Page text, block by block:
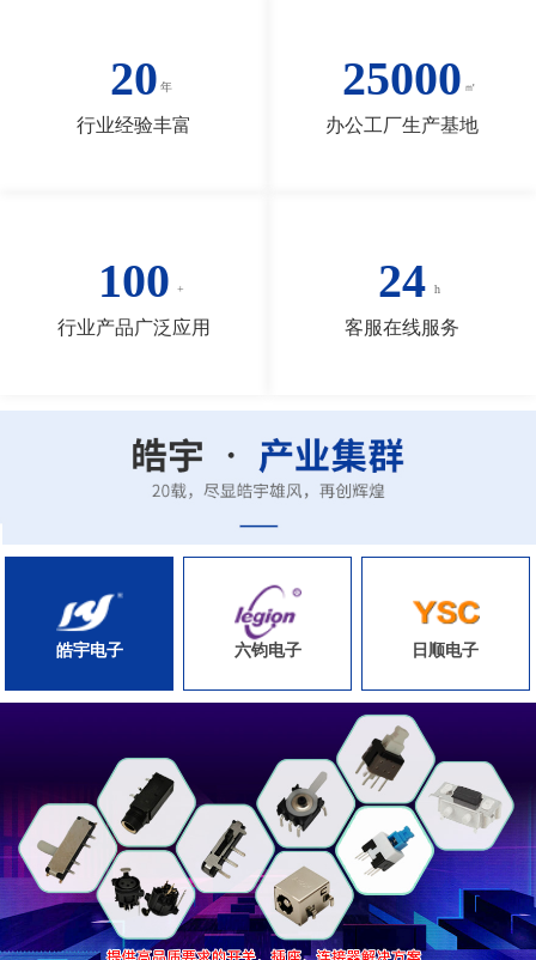
20
行业经验丰富
25000
办公工厂生产基地
100
行业产品广泛应用
24
客服在线服务
皓宇电子 六钧电子 日顺电子